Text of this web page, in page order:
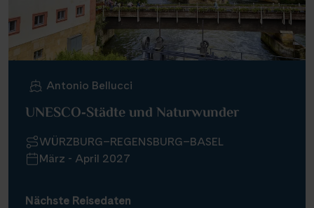
Antonio Bellucci
UNESCO‑Städte und Naturwunder
WÜRZBURG–REGENSBURG–BASEL
März - April 2027
Nächste Reisedaten